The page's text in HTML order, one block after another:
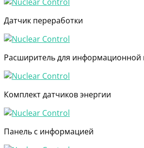
Датчик переработки
Расширитель для информационной
Комплект датчиков энергии
Панель с информацией